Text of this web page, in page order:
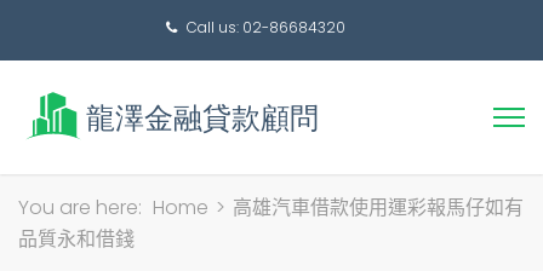
Call us: 02-86684320
搜
You are here: Home > 高雄汽車借款使用運彩報馬仔如有
品質永和借錢